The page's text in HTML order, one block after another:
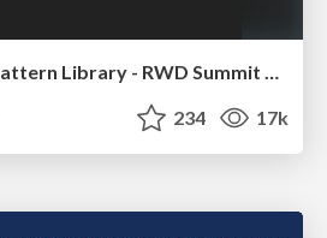
Fight the Zombie Pattern Library - RWD Summit 2016
234 17k